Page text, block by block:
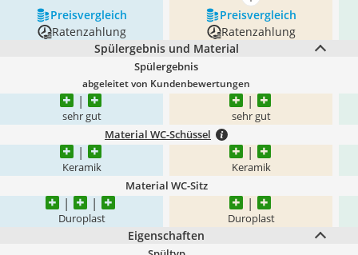
Preis­vergleich
Preis­vergleich
Ratenzahlung
Ratenzahlung
Spülergebnis und Material
Spülergebnis
abgeleitet von Kundenbewertungen
sehr gut sehr gut
Material WC-Schüssel
Keramik Keramik
Material WC-Sitz
Duroplast Duroplast
Eigenschaften